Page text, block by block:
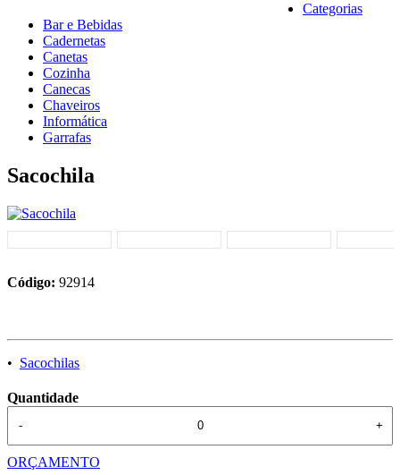
Categorias
Bar e Bebidas
Cadernetas
Canetas
Cozinha
Canecas
Chaveiros
Informática
Garrafas
Sacochila
Código: 92914
• Sacochilas
Quantidade
- +
ORÇAMENTO